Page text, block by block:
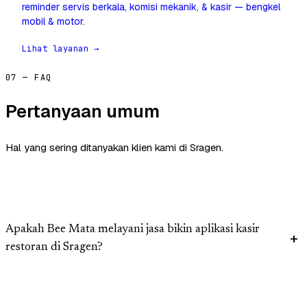
reminder servis berkala, komisi mekanik, & kasir — bengkel
mobil & motor.
Lihat layanan →
07 — FAQ
Pertanyaan umum
Hal yang sering ditanyakan klien kami di Sragen.
Apakah Bee Mata melayani jasa bikin aplikasi kasir
restoran di Sragen?